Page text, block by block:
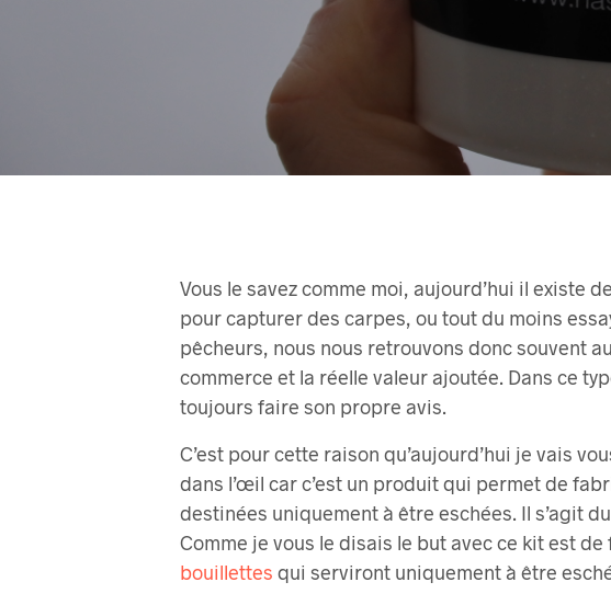
Vous le savez comme moi, aujourd’hui il existe
pour capturer des carpes, ou tout du moins
pêcheurs, nous nous retrouvons donc souvent
commerce et la réelle valeur ajoutée. Dans ce
toujours faire son propre avis.
C’est pour cette raison qu’aujourd’hui je vais
dans l’œil car c’est un produit qui permet de
destinées uniquement à être eschées. Il s’agit du
Comme je vous le disais le but avec ce kit est
bouillettes qui serviront uniquement à être